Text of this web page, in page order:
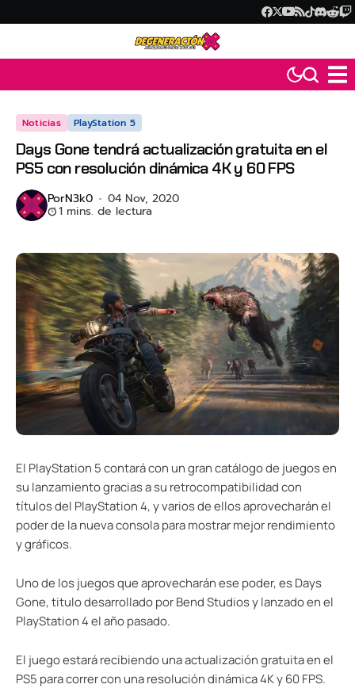
Noticias PlayStation 5
Days Gone tendrá actualización gratuita en el
PS5 con resolución dinámica 4K y 60 FPS
PorN3k0 04 Nov, 2020
1 mins. de lectura
El PlayStation 5 contará con un gran catálogo de juegos en
su lanzamiento gracias a su retrocompatibilidad con
títulos del PlayStation 4, y varios de ellos aprovecharán el
poder de la nueva consola para mostrar mejor rendimiento
y gráficos.
Uno de los juegos que aprovecharán ese poder, es Days
Gone, titulo desarrollado por Bend Studios y lanzado en el
PlayStation 4 el año pasado.
El juego estará recibiendo una actualización gratuita en el
PS5 para correr con una resolución dinámica 4K y 60 FPS.